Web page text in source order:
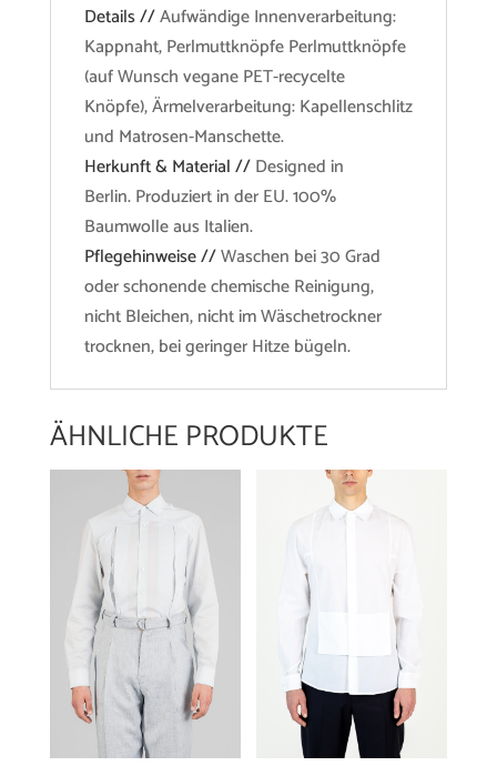
Details //Aufwändige Innenverarbeitung:
Kappnaht, Perlmuttknöpfe Perlmuttknöpfe
(auf Wunsch vegane PET-recycelte
Knöpfe), Ärmelverarbeitung: Kapellenschlitz
und Matrosen-Manschette.
Herkunft & Material //Designed in
Berlin. Produziert in der EU. 100%
Baumwolle aus Italien.
Pflegehinweise //Waschen bei 30 Grad
oder schonende chemische Reinigung,
nicht Bleichen, nicht im Wäschetrockner
trocknen, bei geringer Hitze bügeln.
ÄHNLICHE PRODUKTE